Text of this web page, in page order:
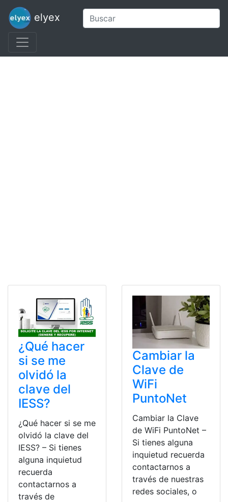
elyex
¿Qué hacer
si se me
olvidó la
clave del
IESS?
¿Qué hacer si se me
olvidó la clave del
IESS? – Si tienes
alguna inquietud
recuerda
contactarnos a
través de
Cambiar la
Clave de
WiFi
PuntoNet
Cambiar la Clave
de WiFi PuntoNet –
Si tienes alguna
inquietud recuerda
contactarnos a
través de nuestras
redes sociales, o